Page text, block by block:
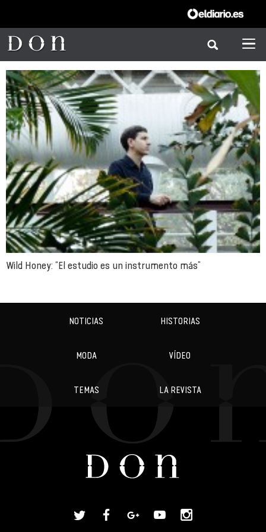
Wild Honey: “El estudio es un instrumento más”
NOTICIAS HISTORIAS
MODA VÍDEO
TEMAS LA REVISTA